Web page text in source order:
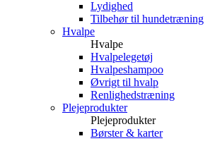
Lydighed
Tilbehør til hundetræning
Hvalpe
Hvalpe
Hvalpelegetøj
Hvalpeshampoo
Øvrigt til hvalp
Renlighedstræning
Plejeprodukter
Plejeprodukter
Børster & karter